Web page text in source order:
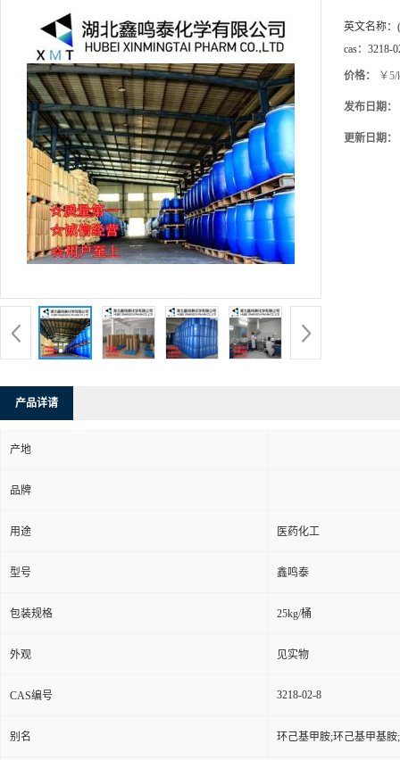
英文名称：
cas： 3218-
价格： ￥5/
发布日期：
更新日期：
产品详请
产地
品牌
用途 医药化工
型号 鑫鸣泰
包装规格 25kg/桶
外观 见实物
CAS编号 3218-02-8
别名 环己基甲胺;环己基甲基